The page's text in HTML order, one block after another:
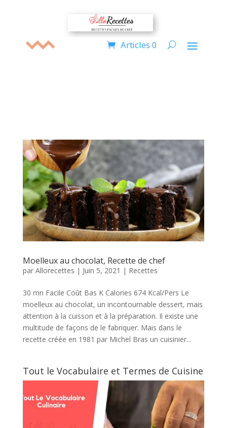
Articles 0
Moelleux au chocolat, Recette de chef
par Allorecettes | Juin 5, 2021 | Recettes
30 mn Facile Coût Bas K Calories 674 Kcal/Pers Le
moelleux au chocolat, un incontournable dessert, mais
attention à la cuisson et à la préparation. Il existe une
multitude de façons de le fabriquer. Mais dans le
recette créée en 1981 par Michel Bras un cuisinier...
Tout le Vocabulaire et Termes de Cuisine